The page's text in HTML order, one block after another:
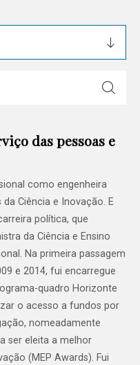
das pessoas e
como engenheira
Ciência e Inovação. E
política, que
da Ciência e Ensino
Na primeira passagem
e 2014, fui encarregue
quadro Horizonte
o acesso a fundos por
nomeadamente
ser eleita a melhor
(MEP Awards). Fui